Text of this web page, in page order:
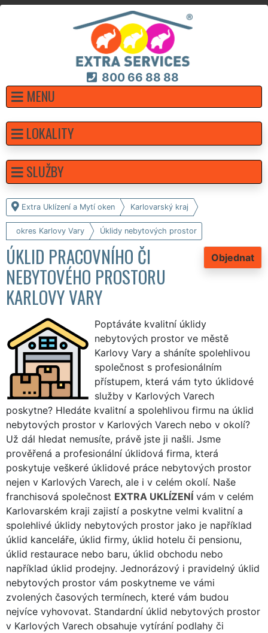
800 66 88 88
MENU
Extra Uklízení a Mytí oken Karlovarský kraj
okres Karlovy Vary Úklidy nebytových prostor
Objednat
ÚKLID PRACOVNÍHO ČI
NEBYTOVÉHO PROSTORU
KARLOVY VARY
Poptáváte kvalitní úklidy
nebytových prostor ve městě
Karlovy Vary a sháníte spolehlivou
společnost s profesionálním
přístupem, která vám tyto úklidové
služby v Karlových Varech
poskytne? Hledáte kvalitní a spolehlivou firmu na úklid
nebytových prostor v Karlových Varech nebo v okolí?
Už dál hledat nemusíte, právě jste ji našli. Jsme
prověřená a profesionální úklidová firma, která
poskytuje veškeré úklidové práce nebytových prostor
nejen v Karlových Varech, ale i v celém okolí. Naše
franchisová společnost EXTRA UKLÍZENÍ vám v celém
Karlovarském kraji zajistí a poskytne velmi kvalitní a
spolehlivé úklidy nebytových prostor jako je například
úklid kanceláře, úklid firmy, úklid hotelu či pensionu,
úklid restaurace nebo baru, úklid obchodu nebo
například úklid prodejny. Jednorázový i pravidelný úklid
nebytových prostor vám poskytneme ve vámi
zvolených časových termínech, které vám budou
nejvíce vyhovovat. Standardní úklid nebytových prostor
v Karlových Varech obsahuje vytírání podlahy či
LOKALITY
SLUŽBY